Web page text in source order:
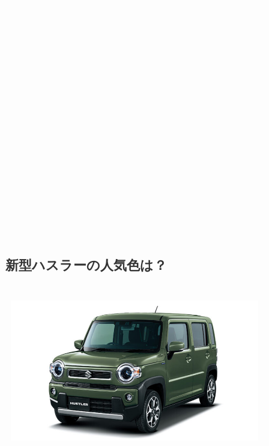
新型ハスラーの人気色は？